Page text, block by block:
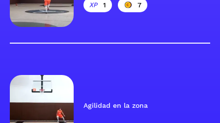
1 7
Agilidad en la zona